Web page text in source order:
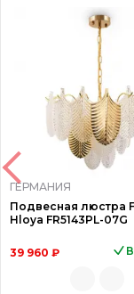
ГЕРМАНИЯ
Подвесная люстра
Hloya FR5143PL-07G
39 960 ₽